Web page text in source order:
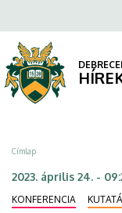
konferencia
a
DE
BTK-
n
a
tartalomra
Morzsa
Címlap
2023. április 24. -
KONFERENCIA